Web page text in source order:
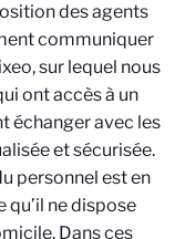
des agents
communiquer
sur lequel nous
ont accès à un
échanger avec les
et sécurisée.
personnel est en
ne dispose
Dans ces